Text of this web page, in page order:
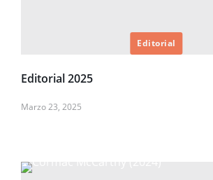
Editorial
Editorial 2025
Marzo 23, 2025